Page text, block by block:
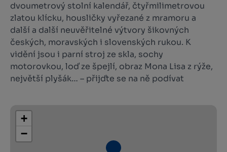
dvoumetrový stolní kalendář, čtyřmilimetrovou
zlatou klícku, housličky vyřezané z mramoru a
další a další neuvěřitelné výtvory šikovných
českých, moravských i slovenských rukou. K
vidění jsou i parní stroj ze skla, sochy
motorovkou, loď ze špejlí, obraz Mona Lisa z rýže,
největší plyšák… – přijďte se na ně podívat
+
−